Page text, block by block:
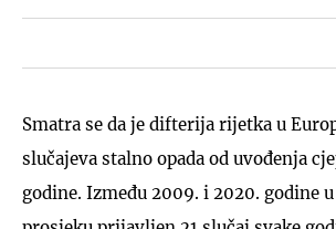
Smatra se da je difterija rijetka u
slučajeva stalno opada od uvođenja
godine. Između 2009. i 2020. godine